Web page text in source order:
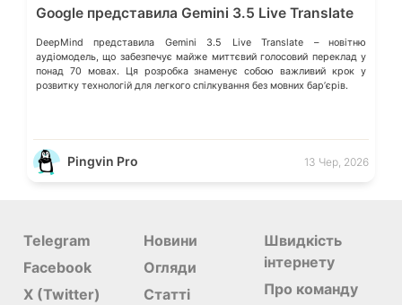
Google представила Gemini 3.5 Live Translate
DeepMind представила Gemini 3.5 Live Translate – новітню
аудіомодель, що забезпечує майже миттєвий голосовий переклад у
понад 70 мовах. Ця розробка знаменує собою важливий крок у
розвитку технологій для легкого спілкування без мовних барʼєрів.
Pingvin Pro 13 Чер, 2026
Telegram
Facebook
X (Twitter)
Новини
Огляди
Статті
Швидкість
інтернету
Про команду